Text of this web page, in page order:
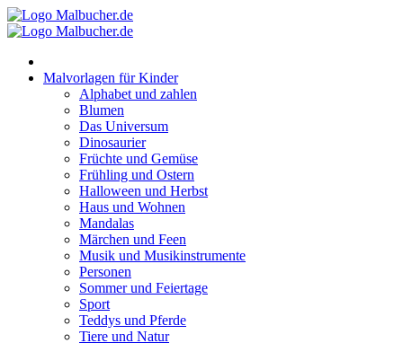
Zum
Inhalt
Malvorlagen für Kinder
Alphabet und zahlen
Blumen
Das Universum
Dinosaurier
Früchte und Gemüse
Frühling und Ostern
Halloween und Herbst
Haus und Wohnen
Mandalas
Märchen und Feen
Musik und Musikinstrumente
Personen
Sommer und Feiertage
Sport
Teddys und Pferde
Tiere und Natur